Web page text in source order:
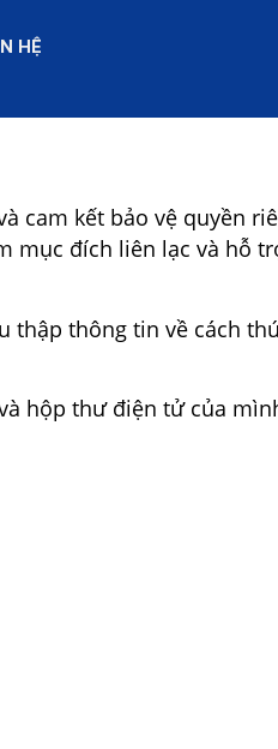
HỆ
cam kết bảo vệ quyền
mục đích liên lạc và hỗ
thập thông tin về cách
hộp thư điện tử của